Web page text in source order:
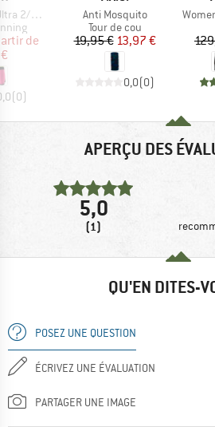
Shorts
réduit
de
(0)
Article
Anti Mosquito
Product group
Tour de cou
Prix
19,95 €Prix réduit
13,97 €
0,0(0)
Article
APERÇU DES
5,0
(1)
QU'EN DITES-
POSEZ UNE QUESTION
ÉCRIVEZ UNE ÉVALUATION
PARTAGER UNE IMAGE